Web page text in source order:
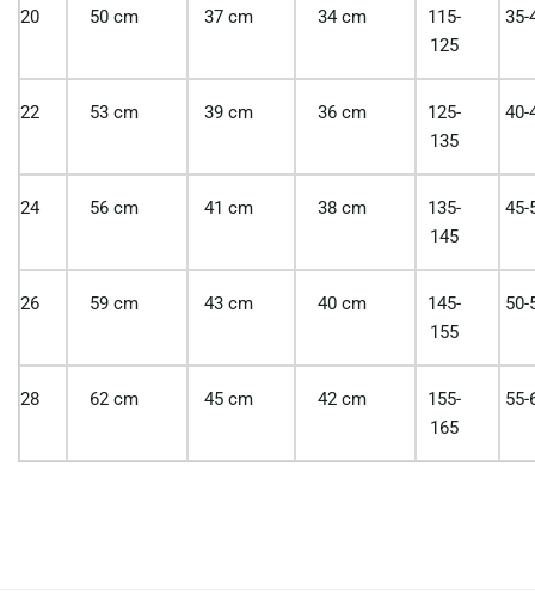
20 50 cm 37 cm 34 cm
115-
125
35-
22 53 cm 39 cm 36 cm
125-
135
40-
24 56 cm 41 cm 38 cm
135-
145
45-
26 59 cm 43 cm 40 cm
145-
155
50-
28 62 cm 45 cm 42 cm
155-
165
55-